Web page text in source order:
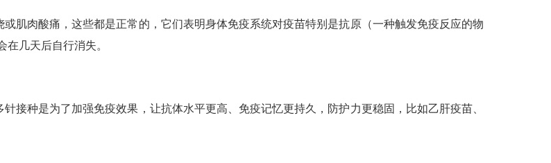
肌肉酸痛，这些都是正常的，它们表明身体免疫系统对疫苗特别是抗原（一种触发免疫反应的物
几天后自行消失。
接种是为了加强免疫效果，让抗体水平更高、免疫记忆更持久，防护力更稳固，比如乙肝疫苗、